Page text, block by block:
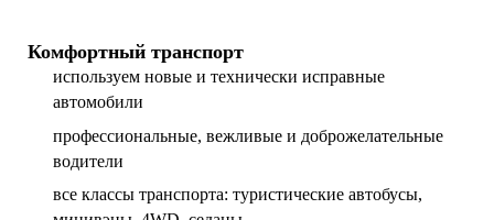
Комфортный транспорт
используем новые и технически исправные
автомобили
профессиональные, вежливые и доброжелательные
водители
все классы транспорта: туристические автобусы,